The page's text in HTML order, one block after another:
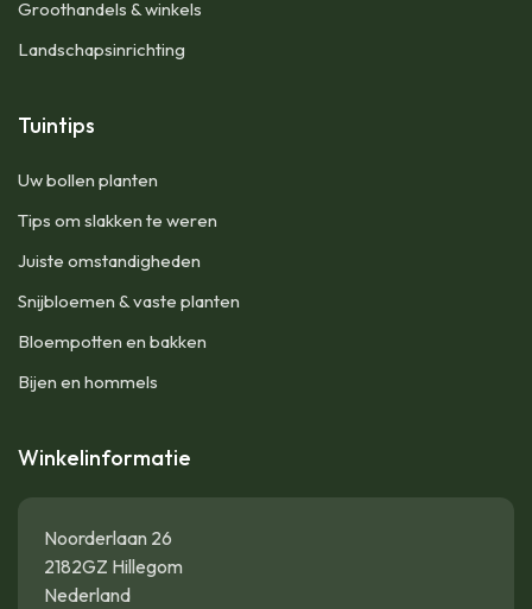
Groothandels & winkels
Landschapsinrichting
Tuintips
Uw bollen planten
Tips om slakken te weren
Juiste omstandigheden
Snijbloemen & vaste planten
Bloempotten en bakken
Bijen en hommels
Winkelinformatie
Noorderlaan 26
2182GZ Hillegom
Nederland